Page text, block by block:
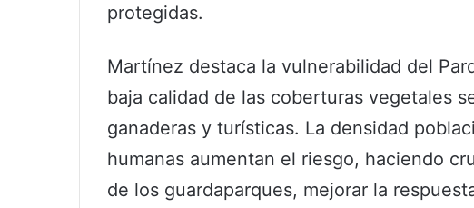
protegidas.
Martínez destaca la vulnerabilidad del
baja calidad de las coberturas vegetales
ganaderas y turísticas. La densidad
humanas aumentan el riesgo, haciendo
de los guardaparques, mejorar la